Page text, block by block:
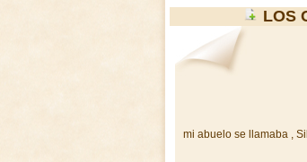
LOS
mi abuelo se llamaba ,